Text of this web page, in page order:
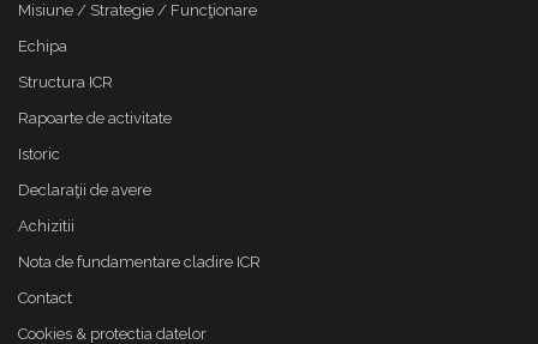
Misiune / Strategie / Funcţionare
Echipa
Structura ICR
Rapoarte de activitate
Istoric
Declaraţii de avere
Achizitii
Nota de fundamentare cladire ICR
Contact
Cookies & protectia datelor